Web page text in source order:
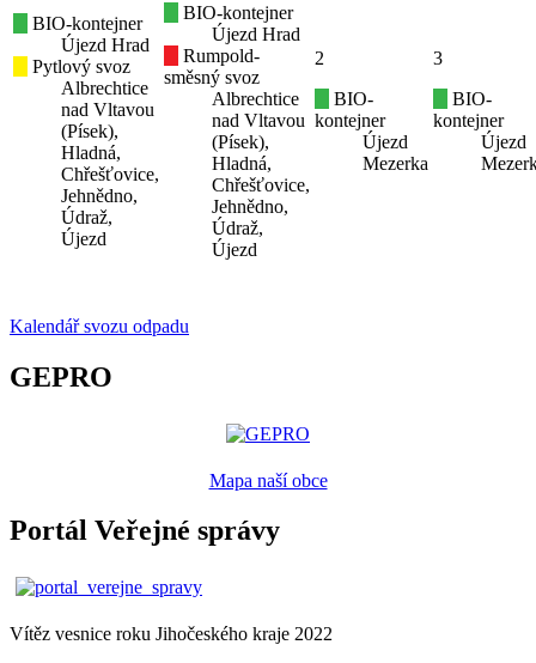
BIO-kontejner
Újezd Hrad
Pytlový svoz
Albrechtice
nad Vltavou
(Písek),
Hladná,
Chřešťovice,
Jehnědno,
Údraž,
Újezd
BIO-kontejner
Újezd Hrad
Rumpold-
směsný svoz
Albrechtice
nad Vltavou
(Písek),
Hladná,
Chřešťovice,
Jehnědno,
Údraž,
Újezd
2
BIO-
kontejner
Újezd
Mezerka
3
BIO-
kontejner
Újezd
Kalendář svozu odpadu
GEPRO
Mapa naší obce
Portál Veřejné správy
Vítěz vesnice roku Jihočeského kraje 2022